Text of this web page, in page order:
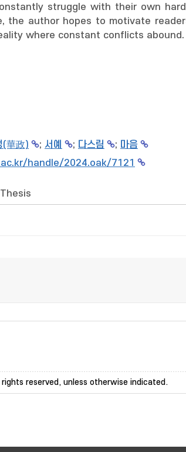
struggle with their own
the author hopes to motivate
where constant conflicts abound.
(華政) ; 서예 ; 다스림 ; 마음
handle/2024.oak/7121
reserved, unless otherwise indicated.